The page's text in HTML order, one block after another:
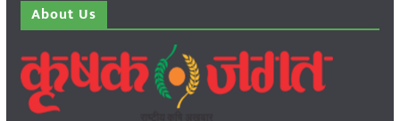
About Us